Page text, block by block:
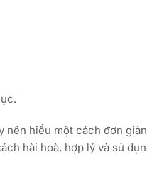
hiểu một cách đơn
hài hoà, hợp lý và sử